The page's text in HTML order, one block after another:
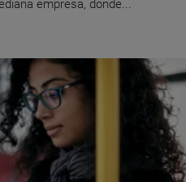
empresa, donde...